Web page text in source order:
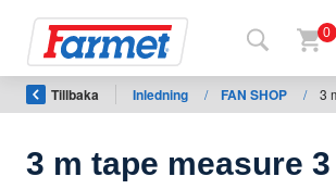
0
Tillbaka Inledning / FAN SHOP / 3
3 m tape measure 3